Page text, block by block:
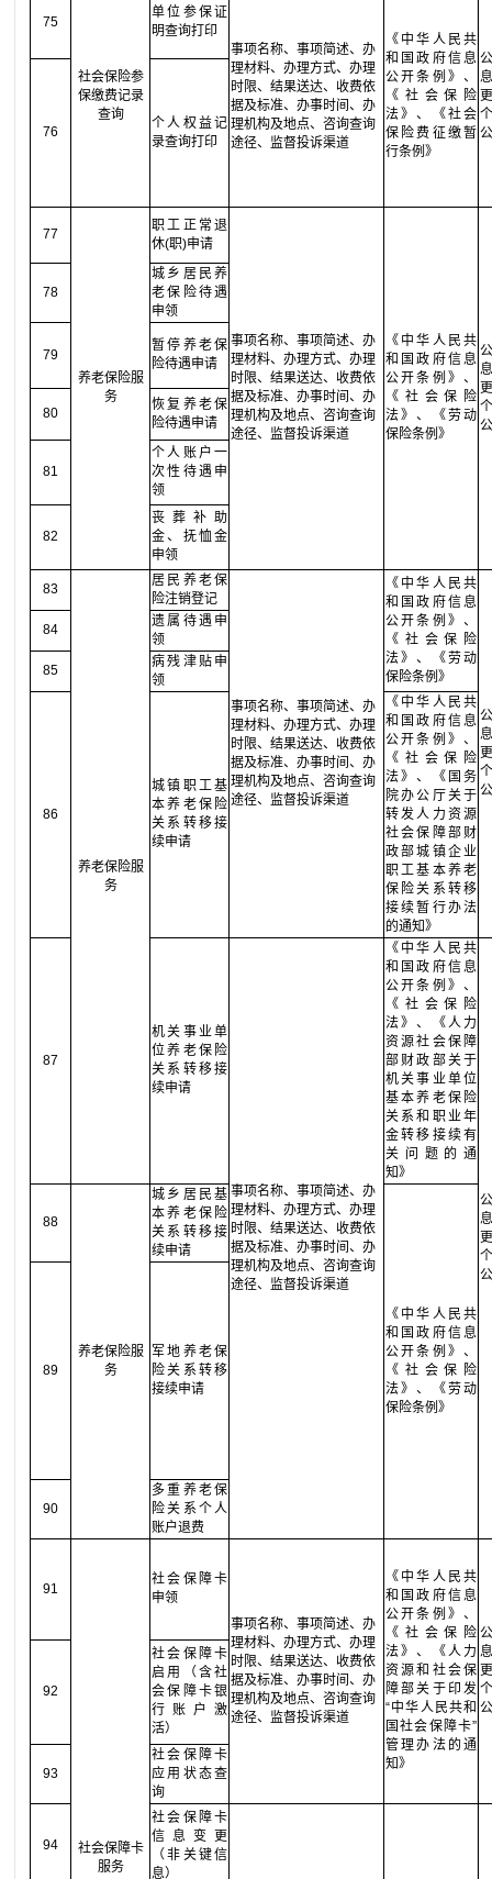
75
社会保险参
保缴费记录
查询
单位参保证
明查询打印
事项名称、事项简述、办
理材料、办理方式、办理
时限、结果送达、收费依
据及标准、办事时间、办
理机构及地点、咨询查询
途径、监督投诉渠道
《中华人民共
和国政府信息
公开条例》、
《社会保险
法》、《社会
保险费征缴暂
行条例》
76
个人权益记
录查询打印
77
养老保险服
务
职工正常退
休(职)申请
事项名称、事项简述、办
理材料、办理方式、办理
时限、结果送达、收费依
据及标准、办事时间、办
理机构及地点、咨询查询
途径、监督投诉渠道
《中华人民共
和国政府信息
公开条例》、
《社会保险
法》、《劳动
保险条例》
78
城乡居民养
老保险待遇
申领
79
暂停养老保
险待遇申请
80
恢复养老保
险待遇申请
81
个人账户一
次性待遇申
领
82
丧葬补助
金、抚恤金
申领
83
养老保险服
务
居民养老保
险注销登记
事项名称、事项简述、办
理材料、办理方式、办理
时限、结果送达、收费依
据及标准、办事时间、办
理机构及地点、咨询查询
途径、监督投诉渠道
《中华人民共
和国政府信息
公开条例》、
《社会保险
法》、《劳动
保险条例》
84
遗属待遇申
领
85
病残津贴申
领
86
城镇职工基
本养老保险
关系转移接
续申请
《中华人民共
和国政府信息
公开条例》、
《社会保险
法》、《国务
院办公厅关于
转发人力资源
社会保障部财
政部城镇企业
职工基本养老
保险关系转移
接续暂行办法
的通知》
87
机关事业单
位养老保险
关系转移接
续申请
事项名称、事项简述、办
理材料、办理方式、办理
时限、结果送达、收费依
据及标准、办事时间、办
理机构及地点、咨询查询
途径、监督投诉渠道
《中华人民共
和国政府信息
公开条例》、
《社会保险
法》、《人力
资源社会保障
部财政部关于
机关事业单位
基本养老保险
关系和职业年
金转移接续有
关问题的通
知》
88
养老保险服
务
城乡居民基
本养老保险
关系转移接
续申请
《中华人民共
和国政府信息
公开条例》、
《社会保险
法》、《劳动
保险条例》
89
军地养老保
险关系转移
接续申请
90
多重养老保
险关系个人
账户退费
91
社会保障卡
服务
社会保障卡
申领
事项名称、事项简述、办
理材料、办理方式、办理
时限、结果送达、收费依
据及标准、办事时间、办
理机构及地点、咨询查询
途径、监督投诉渠道
《中华人民共
和国政府信息
公开条例》、
《社会保险
法》、《人力
资源和社会保
障部关于印发
“中华人民共和
国社会保障卡”
管理办法的通
知》
92
社会保障卡
启用（含社
会保障卡银
行账户激
活）
93
社会保障卡
应用状态查
询
94
社会保障卡
信息变更
（非关键信
息）